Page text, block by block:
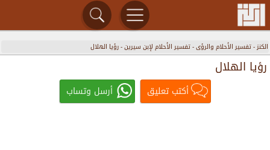
الكنز-تفسير الأحلام والرؤى-تفسير الأحلام لإبن سيرين-رؤيا الهلال
رؤيا الهلال
أكتب تعليق أرسل وتساب